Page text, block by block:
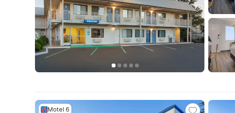
Motel 6